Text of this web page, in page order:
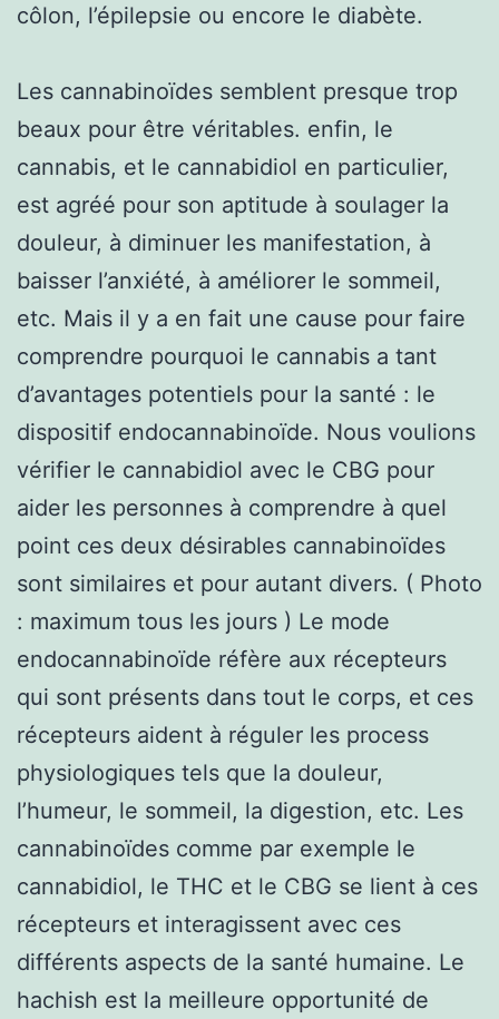
côlon, l’épilepsie ou encore le diabète.
Les cannabinoïdes semblent presque trop
beaux pour être véritables. enfin, le
cannabis, et le cannabidiol en particulier,
est agréé pour son aptitude à soulager la
douleur, à diminuer les manifestation, à
baisser l’anxiété, à améliorer le sommeil,
etc. Mais il y a en fait une cause pour faire
comprendre pourquoi le cannabis a tant
d’avantages potentiels pour la santé : le
dispositif endocannabinoïde. Nous voulions
vérifier le cannabidiol avec le CBG pour
aider les personnes à comprendre à quel
point ces deux désirables cannabinoïdes
sont similaires et pour autant divers. ( Photo
: maximum tous les jours ) Le mode
endocannabinoïde réfère aux récepteurs
qui sont présents dans tout le corps, et ces
récepteurs aident à réguler les process
physiologiques tels que la douleur,
l’humeur, le sommeil, la digestion, etc. Les
cannabinoïdes comme par exemple le
cannabidiol, le THC et le CBG se lient à ces
récepteurs et interagissent avec ces
différents aspects de la santé humaine. Le
hachish est la meilleure opportunité de